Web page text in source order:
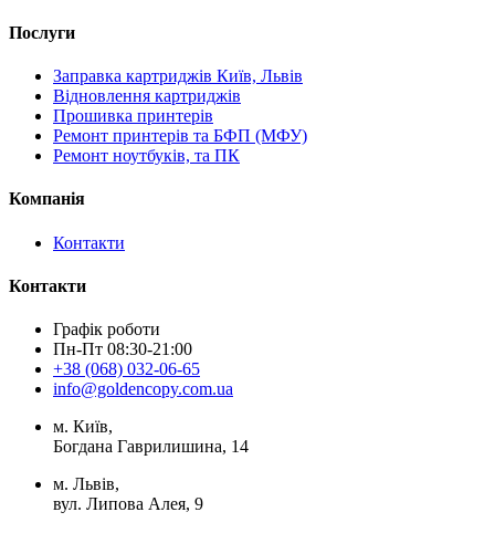
Послуги
Заправка картриджів Київ, Львів
Відновлення картриджів
Прошивка принтерів
Ремонт принтерів та БФП (МФУ)
Ремонт ноутбуків, та ПК
Компанія
Контакти
Контакти
Графік роботи
Пн-Пт 08:30-21:00
+38 (068) 032-06-65
info@goldencopy.com.ua
м. Київ,
Богдана Гаврилишина, 14
м. Львів,
вул. Липова Алея, 9